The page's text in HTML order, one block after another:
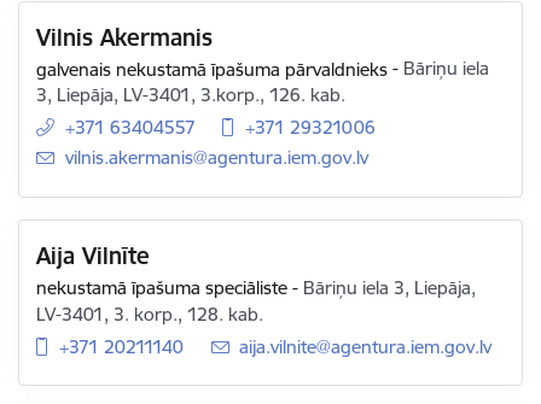
Vilnis Akermanis
galvenais nekustamā īpašuma pārvaldnieks - Bāriņu iela
3, Liepāja, LV-3401, 3.korp., 126. kab.
+371 63404557
+371 29321006
E-pasts:
vilnis.akermanis@agentura.iem.gov.lv
Aija Vilnīte
nekustamā īpašuma speciāliste - Bāriņu iela 3, Liepāja,
LV-3401, 3. korp., 128. kab.
+371 20211140
E-pasts:
aija.vilnite@agentura.iem.gov.lv